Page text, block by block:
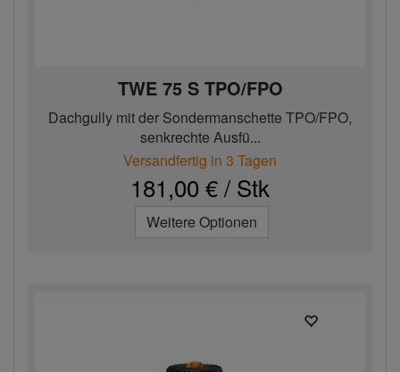
TWE 75 S TPO/FPO
Dachgully mit der Sondermanschette TPO/FPO,
senkrechte Ausfü...
Versandfertig in 3 Tagen
181,00 € / Stk
Weitere Optionen